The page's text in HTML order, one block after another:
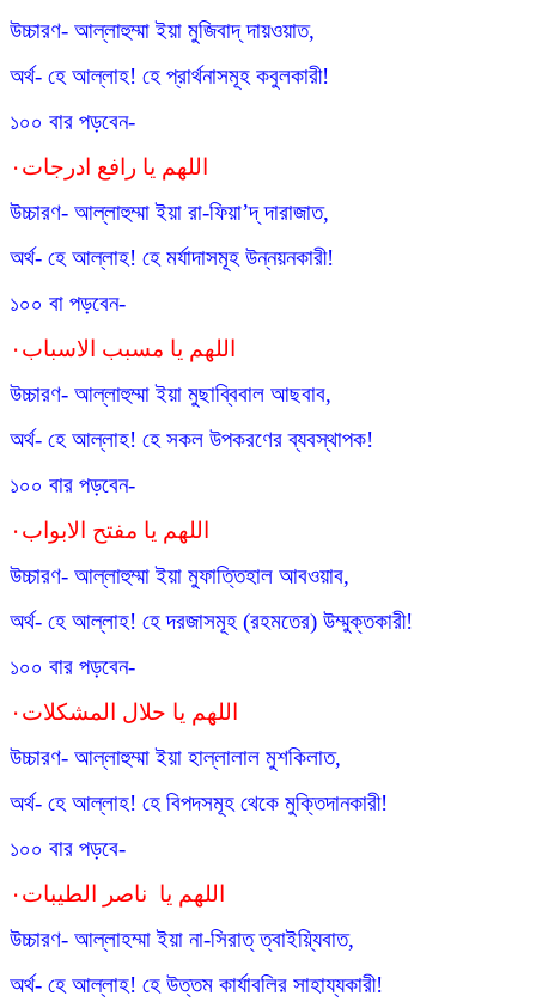
উচ্চারণ- আল্লাহুম্মা ইয়া মুজিবাদ্ দায়ওয়াত,
অর্থ- হে আল্লাহ! হে প্রার্থনাসমূহ কবুলকারী!
১০০ বার পড়বেন-
اللهم يا رافع ادرجات٠
উচ্চারণ- আল্লাহুম্মা ইয়া রা-ফিয়া’দ্ দারাজাত,
অর্থ- হে আল্লাহ! হে মর্যাদাসমূহ উন্নয়নকারী!
১০০ বা পড়বেন-
اللهم يا مسبب الاسباب٠
উচ্চারণ- আল্লাহুম্মা ইয়া মুছাব্বিবাল আছবাব,
অর্থ- হে আল্লাহ! হে সকল উপকরণের ব্যবস্থাপক!
১০০ বার পড়বেন-
اللهم يا مفتح الابواب٠
উচ্চারণ- আল্লাহুম্মা ইয়া মুফাত্তিহাল আবওয়াব,
অর্থ- হে আল্লাহ! হে দরজাসমূহ (রহমতের) উম্মুক্তকারী!
১০০ বার পড়বেন-
اللهم يا حلال المشكلات٠
উচ্চারণ- আল্লাহুম্মা ইয়া হাল্লালাল মুশকিলাত,
অর্থ- হে আল্লাহ! হে বিপদসমূহ থেকে মুক্তিদানকারী!
১০০ বার পড়বে-
اللهم يا ناصر الطيبات٠
উচ্চারণ- আল্লাহম্মা ইয়া না-সিরাত্ ত্বাইয়্যিবাত,
অর্থ- হে আল্লাহ! হে উত্তম কার্যাবলির সাহায্যকারী!